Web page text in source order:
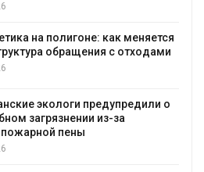
на полигоне: как меняется
обращения с отходами
экологи предупредили о
загрязнении из-за
пены